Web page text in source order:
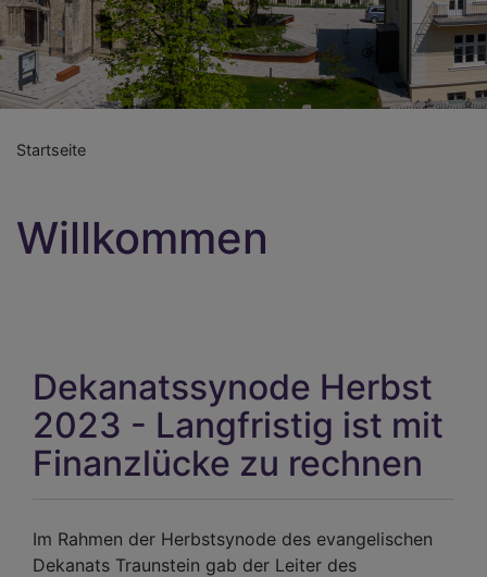
Startseite
Willkommen
Dekanatssynode Herbst
2023 - Langfristig ist mit
Finanzlücke zu rechnen
Im Rahmen der Herbstsynode des evangelischen
Dekanats Traunstein gab der Leiter des